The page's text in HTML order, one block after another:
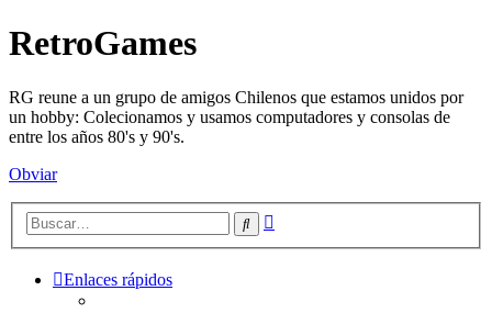
RetroGames
RG reune a un grupo de amigos Chilenos que estamos unidos por
un hobby: Colecionamos y usamos computadores y consolas de
entre los años 80's y 90's.
Obviar
Buscar
Enlaces rápidos